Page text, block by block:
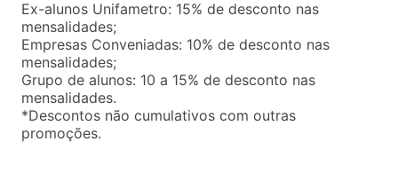
Ex-alunos Unifametro: 15% de desconto nas
mensalidades;
Empresas Conveniadas: 10% de desconto nas
mensalidades;
Grupo de alunos: 10 a 15% de desconto nas
mensalidades.
*Descontos não cumulativos com outras
promoções.